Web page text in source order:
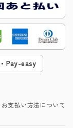
Pay-easy
お支払い方法について